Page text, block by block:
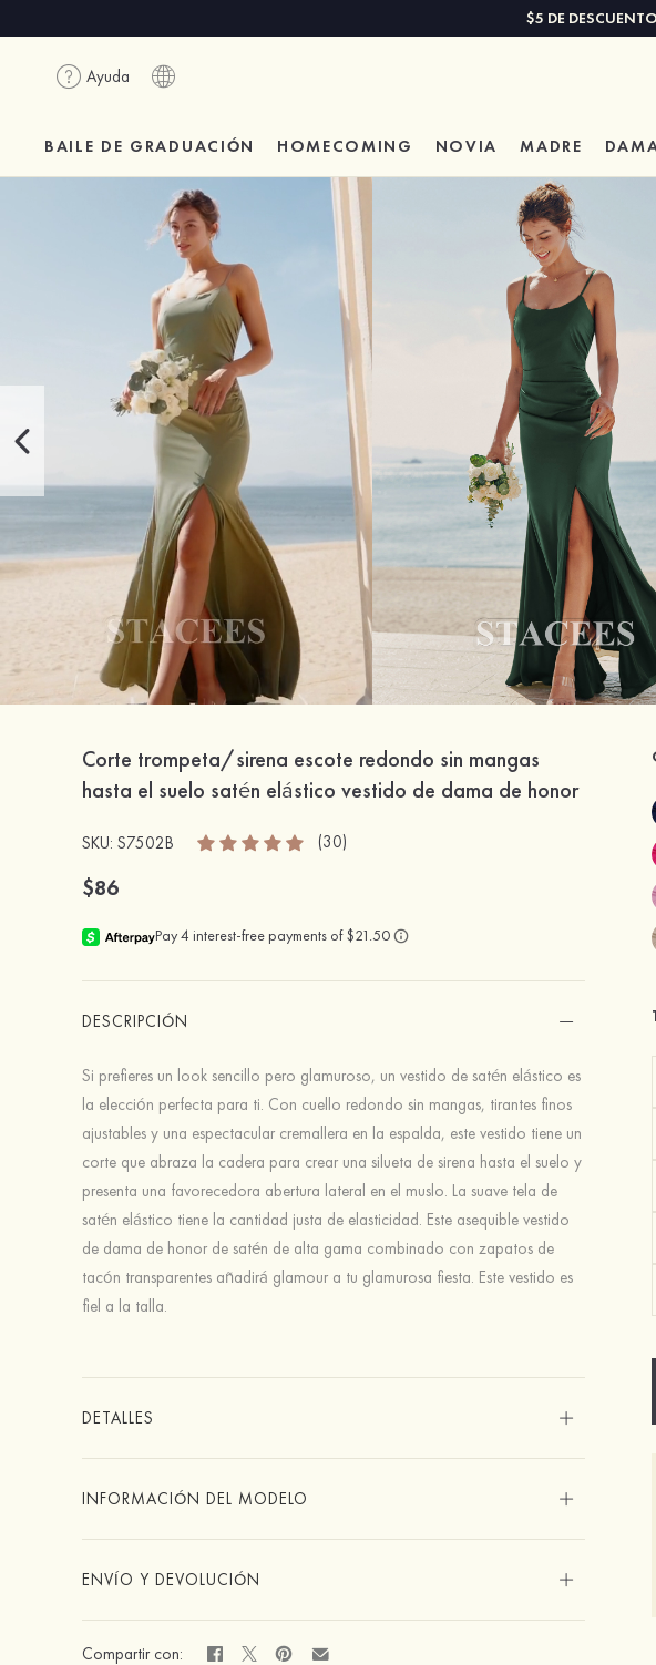
$5 DE
Ayuda
BAILE DE GRADUACIÓN HOMECOMING NOVIA MADRE
Corte trompeta/sirena escote redondo sin mangas
hasta el suelo satén elástico vestido de dama de honor
SKU: S7502B (30)
$86
DESCRIPCIÓN
Si prefieres un look sencillo pero glamuroso, un vestido de satén elástico es
la elección perfecta para ti. Con cuello redondo sin mangas, tirantes finos
ajustables y una espectacular cremallera en la espalda, este vestido tiene un
corte que abraza la cadera para crear una silueta de sirena hasta el suelo y
presenta una favorecedora abertura lateral en el muslo. La suave tela de
satén elástico tiene la cantidad justa de elasticidad. Este asequible vestido
de dama de honor de satén de alta gama combinado con zapatos de
tacón transparentes añadirá glamour a tu glamurosa fiesta. Este vestido es
fiel a la talla.
DETALLES
INFORMACIÓN DEL MODELO
ENVÍO Y DEVOLUCIÓN
Compartir con: